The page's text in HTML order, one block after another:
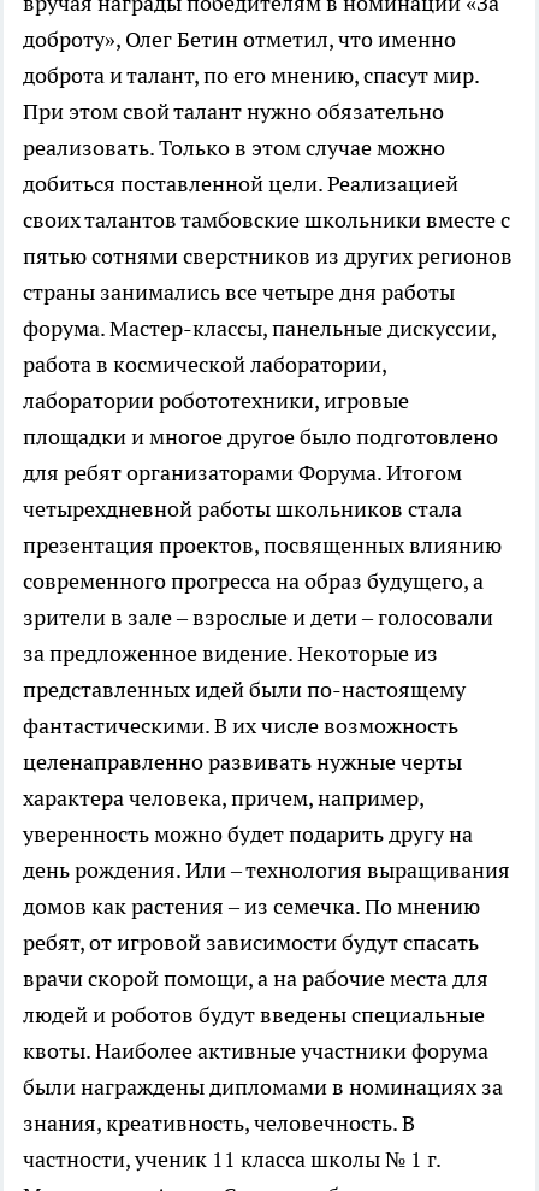
доброту», Олег Бетин отметил, что именно
доброта и талант, по его мнению, спасут мир.
При этом свой талант нужно обязательно
реализовать. Только в этом случае можно
добиться поставленной цели. Реализацией
своих талантов тамбовские школьники вместе с
пятью сотнями сверстников из других регионов
страны занимались все четыре дня работы
форума. Мастер-классы, панельные дискуссии,
работа в космической лаборатории,
лаборатории робототехники, игровые
площадки и многое другое было подготовлено
для ребят организаторами Форума. Итогом
четырехдневной работы школьников стала
презентация проектов, посвященных влиянию
современного прогресса на образ будущего, а
зрители в зале – взрослые и дети – голосовали
за предложенное видение. Некоторые из
представленных идей были по-настоящему
фантастическими. В их числе возможность
целенаправленно развивать нужные черты
характера человека, причем, например,
уверенность можно будет подарить другу на
день рождения. Или – технология выращивания
домов как растения – из семечка. По мнению
ребят, от игровой зависимости будут спасать
врачи скорой помощи, а на рабочие места для
людей и роботов будут введены специальные
квоты. Наиболее активные участники форума
были награждены дипломами в номинациях за
знания, креативность, человечность. В
частности, ученик 11 класса школы № 1 г.